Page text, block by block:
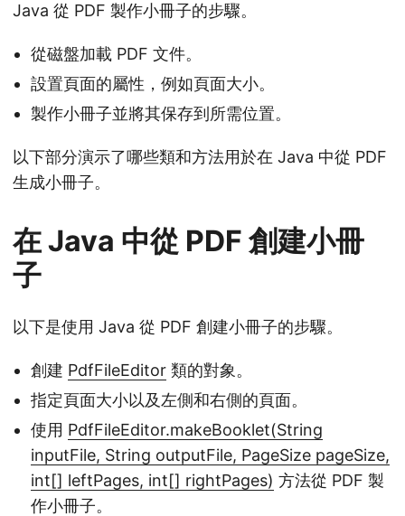
Java 從 PDF 製作小冊子的步驟。
從磁盤加載 PDF 文件。
設置頁面的屬性，例如頁面大小。
製作小冊子並將其保存到所需位置。
以下部分演示了哪些類和方法用於在 Java 中從 PDF
生成小冊子。
在 Java 中從 PDF 創建小冊
子
以下是使用 Java 從 PDF 創建小冊子的步驟。
創建 PdfFileEditor 類的對象。
指定頁面大小以及左側和右側的頁面。
使用 PdfFileEditor.makeBooklet(String
inputFile, String outputFile, PageSize pageSize,
int[] leftPages, int[] rightPages) 方法從 PDF 製
作小冊子。